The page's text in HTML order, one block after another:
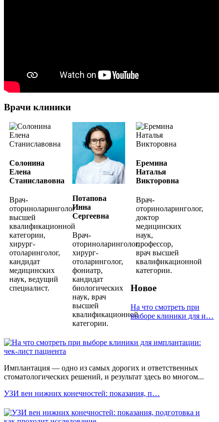
Врачи клиники
Солонина
Елена
Станиславовна
Врач-
оториноларинголог
высшей
квалификационной
категории,
хирург-
отоларинголог,
кандидат
медицинских
наук, ведущий
специалист.
Потапова
Инна
Сергеевна
Врач-
оториноларинголог,
хирург-
отоларинголог,
фониатр,
кандидат
биологических
наук, врач
высшей
квалификационной
категории.
Еремина
Наталья
Викторовна
Врач-
оториноларинголог,
доктор
медицинских
наук,
профессор,
врач высшей
квалификационной
категории.
Новое
На что смотреть при
выборе клиники для и…
Имплантация — одно из самых дорогих и ответственных
стоматологических решений, и результат здесь во многом...
УЗИ вен нижних конечностей: показания, п…